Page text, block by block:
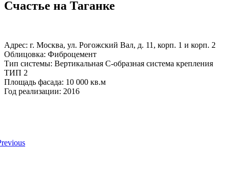
Счастье на Таганке
Адрес: г. Москва, ул. Рогожский Вал, д. 11, корп. 1 и корп. 2
Облицовка: Фиброцемент
Тип системы: Вертикальная С-образная система крепления
ТИП 2
Площадь фасада: 10 000 кв.м
Год реализации: 2016